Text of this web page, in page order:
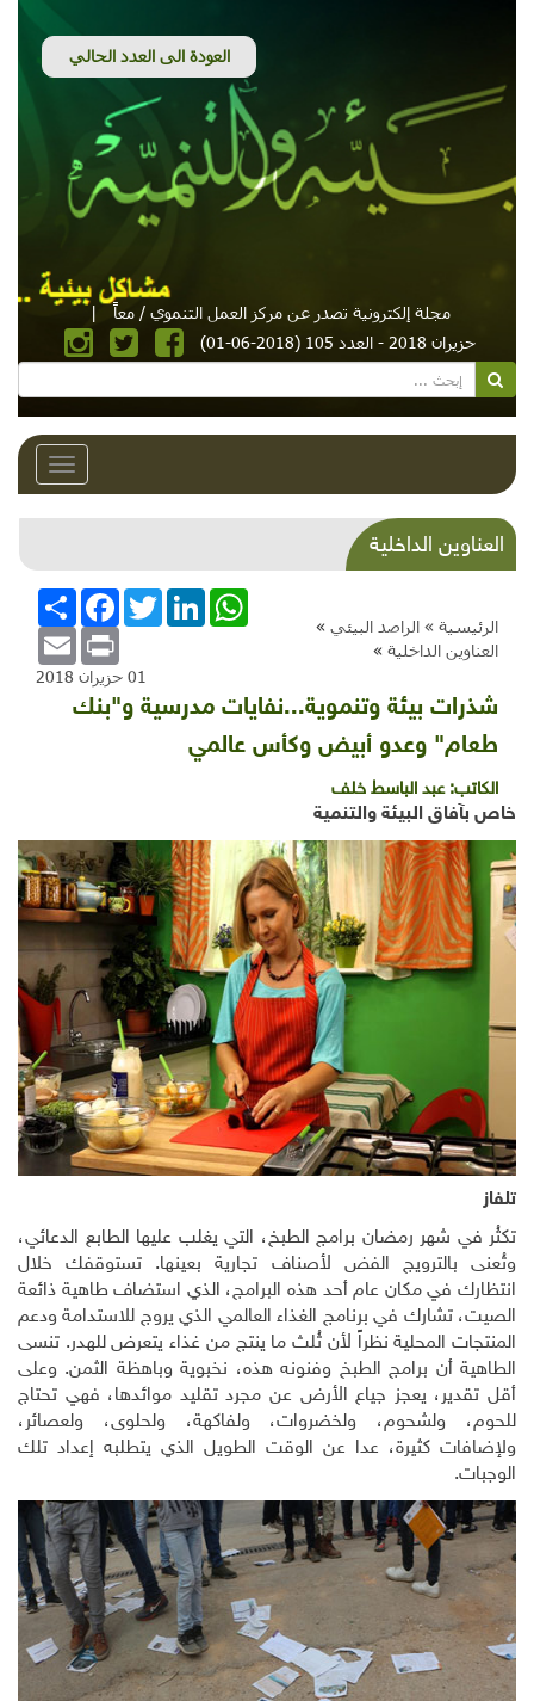
مجلة إلكترونية تصدر عن مركز العمل التنموي / معاً
|
حزيران 2018 - العدد 105 (2018-06-01)
Toggle
العناوين الداخليةقراءة في كتاب "فرط المواضيع... الفلسفة
والإيكولوجيا بعد نهاية العالم"
الرئيسية » الراصد البيئي »
العناوين الداخلية »
انشر
FacebookTwitterLinkedInWhatsApp
Email Print
01 حزيران 2018
شذرات بيئة وتنموية...نفايات مدرسية و"بنك
طعام" وعدو أبيض وكأس عالمي
الكاتب:عبد الباسط خلف
خاص بآفاق البيئة والتنمية
تلفاز
تكثُر في شهر رمضان برامج الطبخ، التي يغلب عليها الطابع الدعائي،
وتُعنى بالترويج الفض لأصناف تجارية بعينها. تستوقفك خلال
انتظارك في مكان عام أحد هذه البرامج، الذي استضاف طاهية ذائعة
الصيت، تشارك في برنامج الغذاء العالمي الذي يروج للاستدامة ودعم
المنتجات المحلية نظراً لأن ثُلث ما ينتج من غذاء يتعرض للهدر. تنسى
الطاهية أن برامج الطبخ وفنونه هذه، نخبوية وباهظة الثمن. وعلى
أقل تقدير، يعجز جياع الأرض عن مجرد تقليد موائدها، فهي تحتاج
للحوم، ولشحوم، ولخضروات، ولفاكهة، ولحلوى، ولعصائر،
ولإضافات كثيرة، عدا عن الوقت الطويل الذي يتطلبه إعداد تلك
الوجبات.